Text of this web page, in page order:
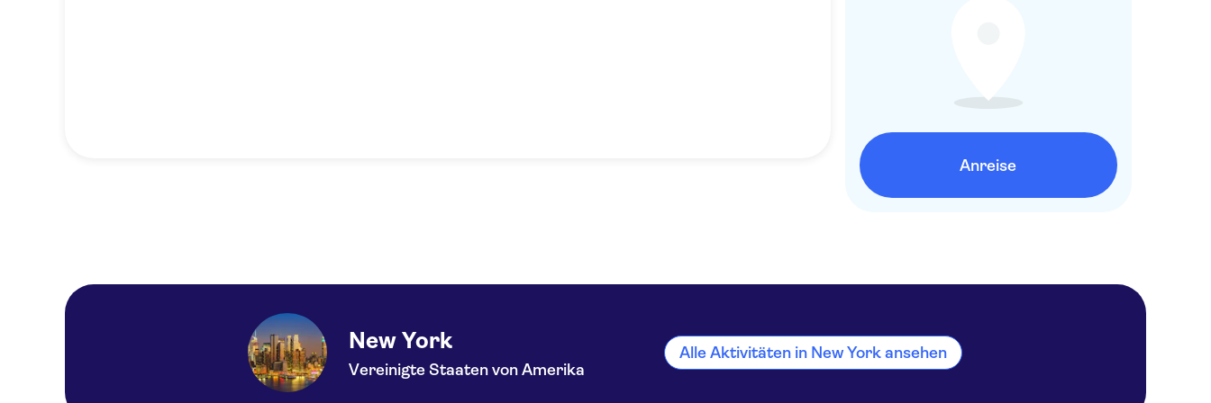
Anreise
New York
Vereinigte Staaten von Amerika
Alle Aktivitäten in New York ansehen